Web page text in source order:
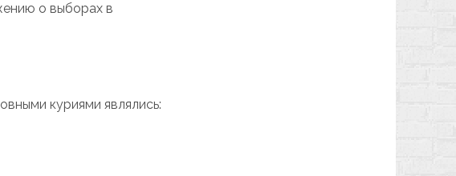
о выборах в
куриями являлись: